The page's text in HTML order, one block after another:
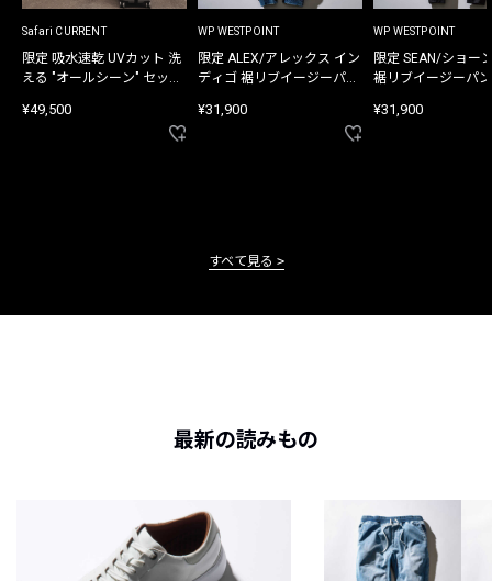
Safari CURRENT
限定 吸水速乾 UVカット 洗
える "オールシーン" セット
¥49,500
WP WESTPOINT
限定 ALEX/アレックス イン
ディゴ 裾リブイージーパン
¥31,900
WP WESTPOINT
限定 SEAN/ショー
裾リブイージーパ
¥31,900
すべて見る
最新の読みもの